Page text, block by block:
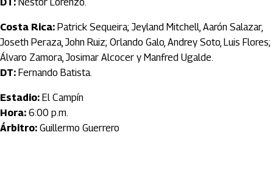
Costa Rica: Patrick Sequeira; Jeyland Mitchell, Aarón Salazar,
Joseth Peraza, John Ruiz; Orlando Galo, Andrey Soto, Luis Flores;
Álvaro Zamora, Josimar Alcocer y Manfred Ugalde.
DT: Fernando Batista.
Estadio: El Campín
Hora: 6:00 p.m.
Árbitro: Guillermo Guerrero